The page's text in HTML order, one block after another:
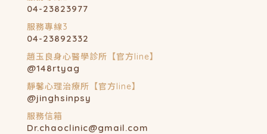
@148rtyag
@jinghsinpsy
04-23823977
04-23892332
Dr.chaoclinic@gmail.com